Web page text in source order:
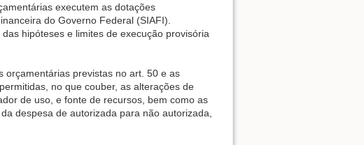
executem as dotações
do Governo Federal (SIAFI).
hipóteses e limites de execução provisória
orçamentárias previstas no art. 50 e as
no que couber, as alterações de
de uso, e fonte de recursos, bem como as
despesa de autorizada para não autorizada,